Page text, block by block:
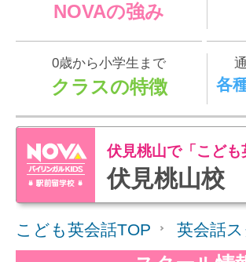
NOVAの強み
0歳から小学生まで
クラスの特徴 各
伏見桃山校
伏見桃山で「こど
こども英会話TOP 英会話